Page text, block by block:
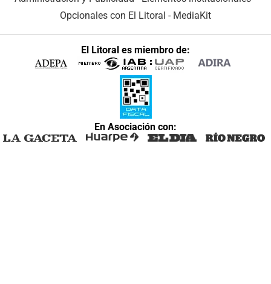
Opcionales con El Litoral - MediaKit
El Litoral es miembro de:
En Asociación con: